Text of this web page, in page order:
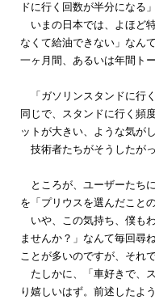
ドに行く回数が半分になる
いまの日本では、よほど
なくて給油できない」なん
一ヶ月間、あるいは年間ト
「ガソリンスタンドに行
同じで、スタンドに行く頻
ットが大きい、ような気が
技術者たちがそうしたが
ところが、ユーザーたち
を「プリウスを選んだこと
いや、この気持ち、僕も
ませんか？」なんて毎回尋
ことが多いのですが、それ
たしかに、「車好きで、
り嬉しいはず。前述したよ